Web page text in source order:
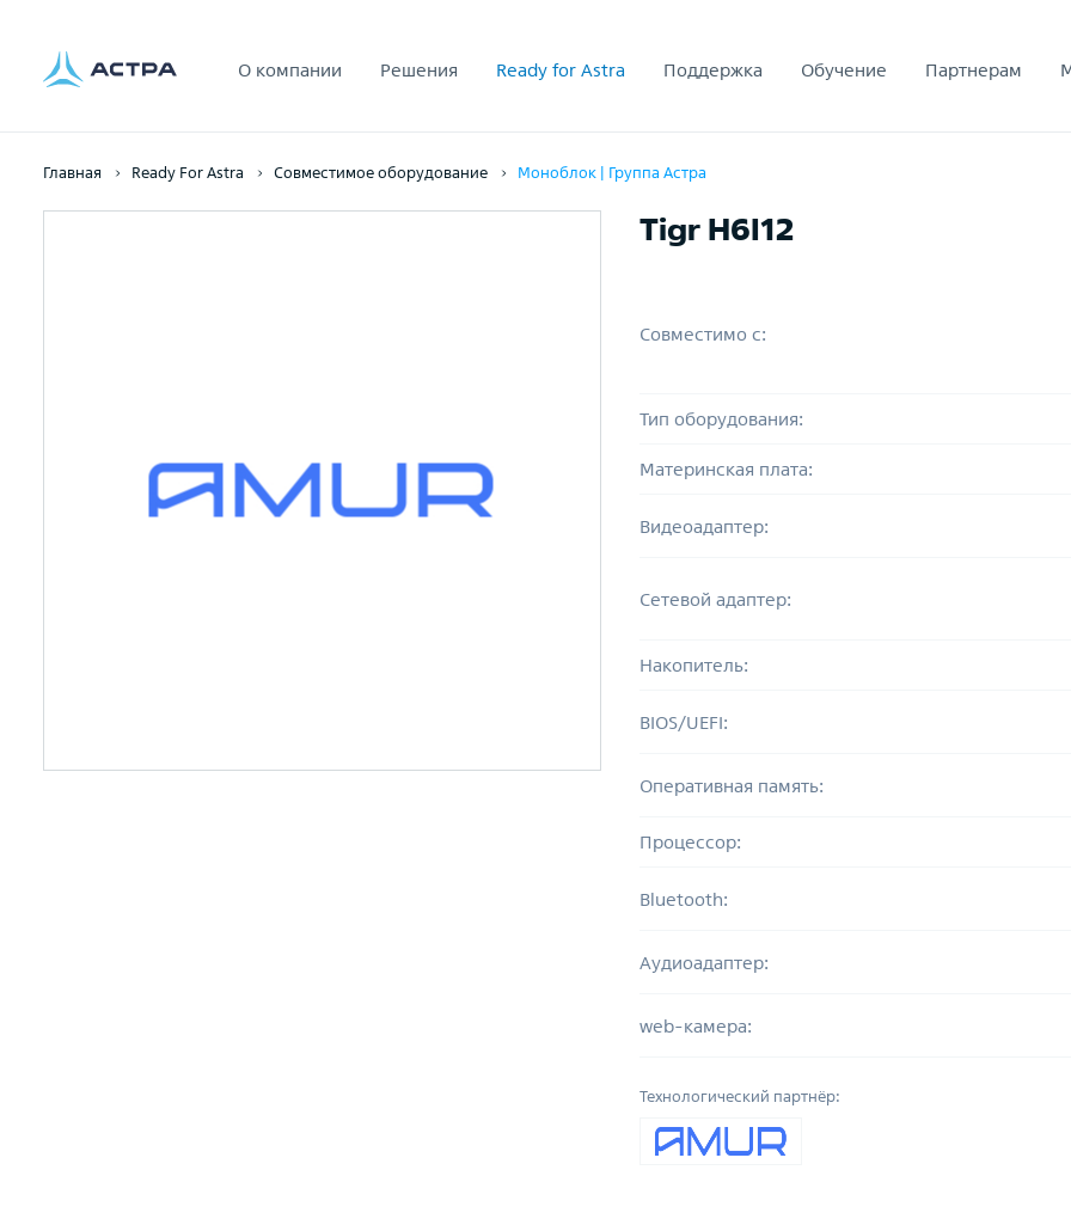
О компании Решения Ready for Astra Поддержка Обучение Партнерам
Главная Ready For Astra Совместимое оборудование Моноблок | Группа Астра
Tigr H6I12
Совместимо с:
Тип оборудования:
Материнская плата:
Видеоадаптер:
Сетевой адаптер:
Накопитель:
BIOS/UEFI:
Оперативная память:
Процессор:
Bluetooth:
Аудиоадаптер:
web-камера:
Технологический партнёр: